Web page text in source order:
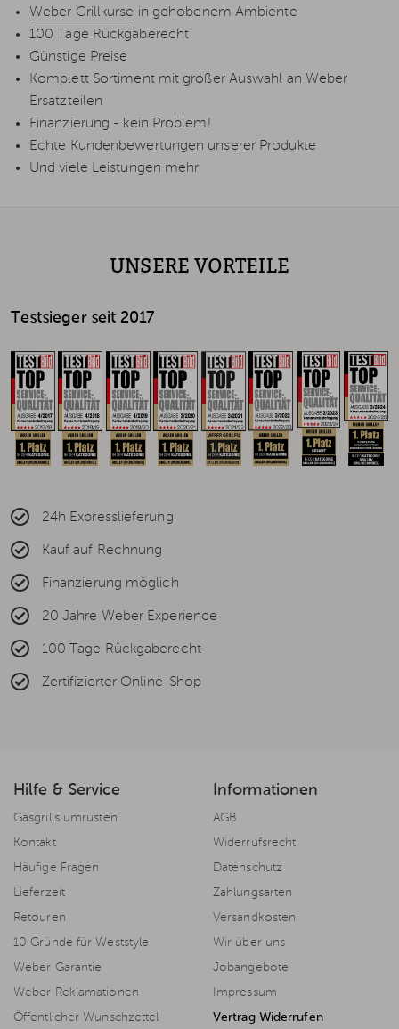
Weber Grillkurse in gehobenem Ambiente
100 Tage Rückgaberecht
Günstige Preise
Komplett Sortiment mit großer Auswahl an Weber
Ersatzteilen
Finanzierung - kein Problem!
Echte Kundenbewertungen unserer Produkte
Und viele Leistungen mehr
UNSERE VORTEILE
Testsieger seit 2017
24h Expresslieferung
Kauf auf Rechnung
Finanzierung möglich
20 Jahre Weber Experience
100 Tage Rückgaberecht
Zertifizierter Online-Shop
Hilfe & Service
Gasgrills umrüsten
Kontakt
Häufige Fragen
Lieferzeit
Retouren
10 Gründe für Weststyle
Weber Garantie
Weber Reklamationen
Öffentlicher Wunschzettel
Informationen
AGB
Widerrufsrecht
Datenschutz
Zahlungsarten
Versandkosten
Wir über uns
Jobangebote
Impressum
Vertrag Widerrufen